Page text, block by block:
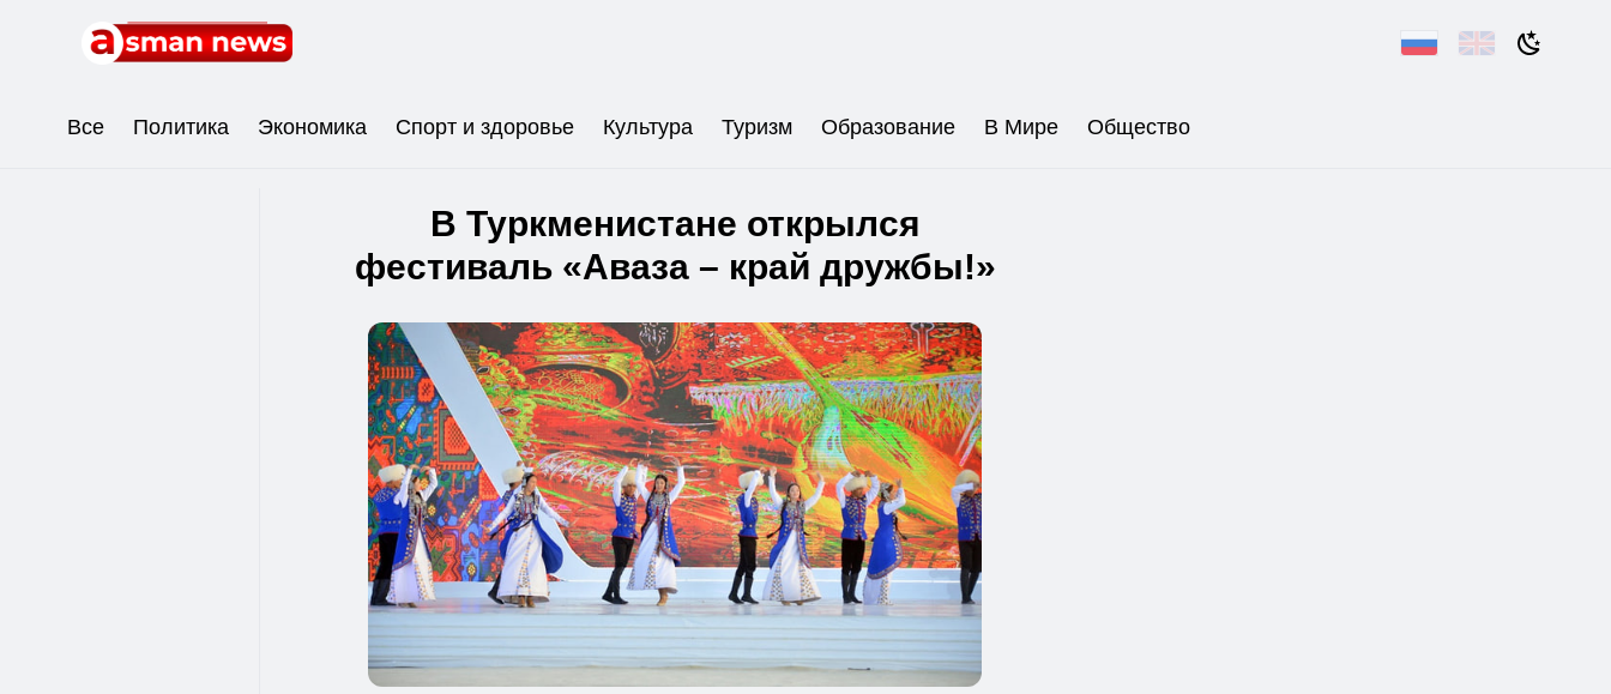
Все Политика Экономика Спорт и здоровье Культура Туризм Образование В Мире Общество
В Туркменистане открылся
фестиваль «Аваза – край дружбы!»